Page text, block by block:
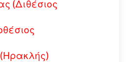
(Διθέσιος